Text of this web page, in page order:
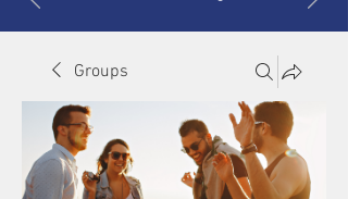
Groups